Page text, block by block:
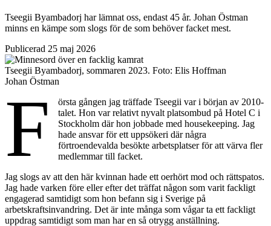
Tseegii Byambadorj har lämnat oss, endast 45 år. Johan Östman
minns en kämpe som slogs för de som behöver facket mest.
Publicerad 25 maj 2026
Tseegii Byambadorj, sommaren 2023. Foto: Elis Hoffman
Johan Östman
F
örsta gången jag träffade Tseegii var i början av 2010-
talet. Hon var relativt nyvalt platsombud på Hotel C i
Stockholm där hon jobbade med housekeeping. Jag
hade ansvar för ett uppsökeri där några
förtroendevalda besökte arbetsplatser för att värva fler
medlemmar till facket.
Jag slogs av att den här kvinnan hade ett oerhört mod och rättspatos.
Jag hade varken före eller efter det träffat någon som varit fackligt
engagerad samtidigt som hon befann sig i Sverige på
arbetskraftsinvandring. Det är inte många som vågar ta ett fackligt
uppdrag samtidigt som man har en så otrygg anställning.